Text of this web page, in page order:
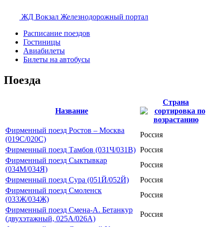
ЖД Вокзал Железнодорожный портал
Расписание поездов
Гостиницы
Авиабилеты
Билеты на автобусы
Поезда
Название
Страна
Фирменный поезд Ростов – Москва
(019С/020С)
Россия
Фирменный поезд Тамбов (031Ч/031В) Россия
Фирменный поезд Сыктывкар
(034М/034Я)
Россия
Фирменный поезд Сура (051Й/052Й)
Россия
Фирменный поезд Смоленск
(033Ж/034Ж)
Россия
Фирменный поезд Смена-А. Бетанкур
(двухэтажный, 025А/026А)
Россия